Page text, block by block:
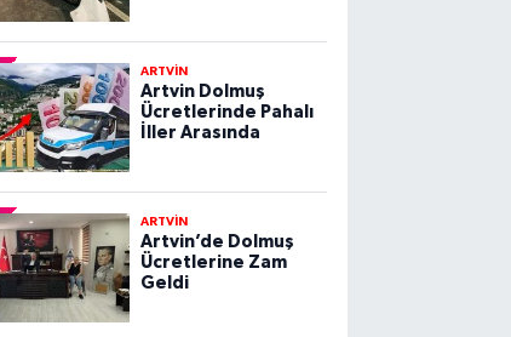
ARTVİN
Artvin Dolmuş
Ücretlerinde Pahalı
İller Arasında
ARTVİN
Artvin’de Dolmuş
Ücretlerine Zam
Geldi